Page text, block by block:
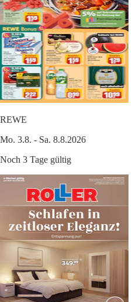
REWE
Mo. 3.8. - Sa. 8.8.2026
Noch 3 Tage gültig